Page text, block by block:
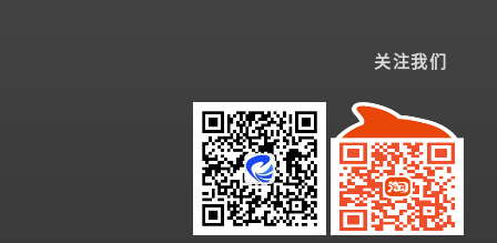
关注我们